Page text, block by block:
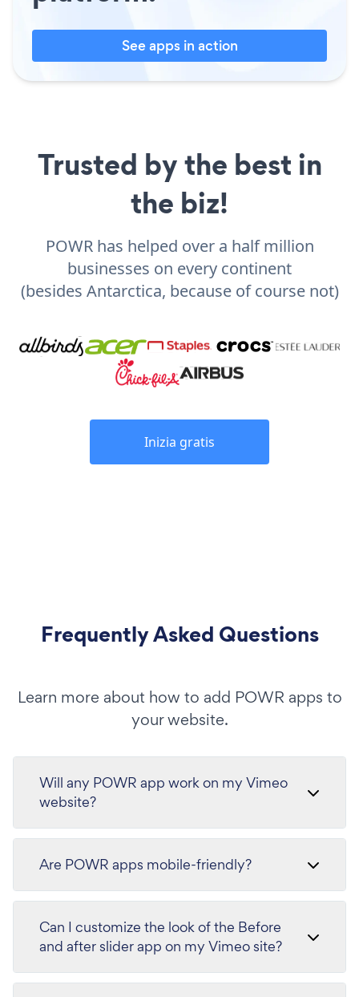
See apps in action
Trusted by the best in
the biz!
POWR has helped over a half million
businesses on every continent
(besides Antarctica, because of course not)
Inizia gratis
Frequently Asked Questions
Learn more about how to add POWR apps to
your website.
Will any POWR app work on my Vimeo
website?
Are POWR apps mobile-friendly?
Can I customize the look of the Before
and after slider app on my Vimeo site?